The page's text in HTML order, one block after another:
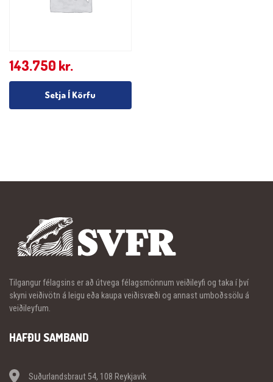
143.750 kr.
Setja Í Körfu
Tilgangur félagsins er að útvega félagsmönnum veiðileyfi og taka í því
skyni veiðivötn á leigu eða kaupa veiðisvæði og annast umboðssölu á
veiðileyfum.
HAFÐU SAMBAND
Suðurlandsbraut 54, 108 Reykjavík